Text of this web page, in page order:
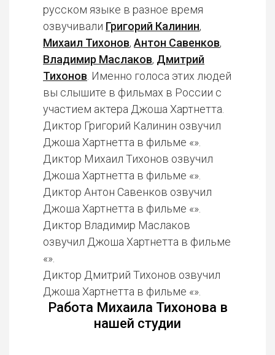
русском языке в разное время
озвучивали Григорий Калинин,
Михаил Тихонов, Антон Савенков,
Владимир Маслаков, Дмитрий
Тихонов . Именно голоса этих людей
вы слышите в фильмах в России с
участием актера Джоша Хартнетта.
Диктор Григорий Калинин озвучил
Джоша Хартнетта в фильме «».
Диктор Михаил Тихонов озвучил
Джоша Хартнетта в фильме «».
Диктор Антон Савенков озвучил
Джоша Хартнетта в фильме «».
Диктор Владимир Маслаков
озвучил Джоша Хартнетта в фильме
«».
Диктор Дмитрий Тихонов озвучил
Джоша Хартнетта в фильме «».
Работа Михаила Тихонова в
нашей студии